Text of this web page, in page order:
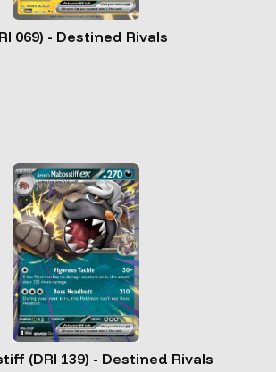
069) - Destined Rivals
(DRI 139) - Destined Rivals